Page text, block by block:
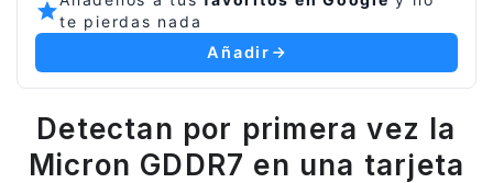
te pierdas nada
Añadir
Detectan por primera vez la
Micron GDDR7 en una tarjeta